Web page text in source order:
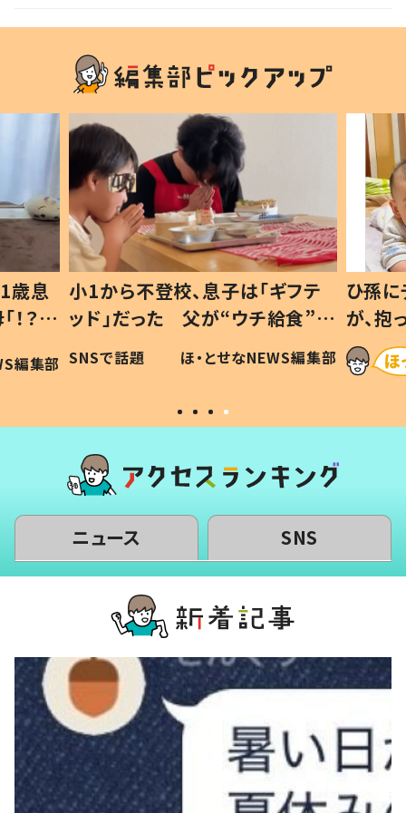
フテ
食”を
編集部
ひ孫にデレデレな80歳じいじ
が、抱っこすると…ひ孫の反応に
「涙が出ました」「可愛くて仕方な
い」
ほ・とせなNEWS編集部
ニュース SNS